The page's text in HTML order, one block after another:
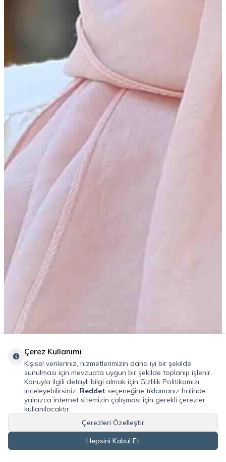
Çerez Kullanımı
Kişisel verileriniz, hizmetlerimizin daha iyi bir şekilde
sunulması için mevzuata uygun bir şekilde toplanıp işlenir.
Konuyla ilgili detaylı bilgi almak için Gizlilik Politikamızı
inceleyebilirsiniz. Reddet seçeneğine tıklamanız halinde
yalnızca internet sitemizin çalışması için gerekli çerezler
kullanılacaktır.
Çerezleri Özelleştir
Hepsini Kabul Et